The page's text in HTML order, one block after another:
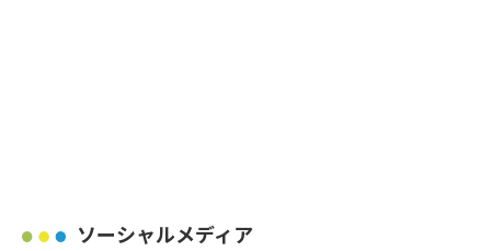
ソーシャルメディア